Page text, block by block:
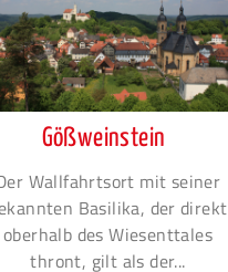
Gößweinstein
Wallfahrtsort mit seiner
Basilika, der direkt
oberhalb des Wiesenttales
thront, gilt als der...